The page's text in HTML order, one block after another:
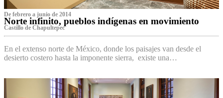
De febrero a junio de 2014
Norte infinito, pueblos indígenas en movimiento
Castillo de Chapultepec
En el extenso norte de México, donde los paisajes van desde el
desierto costero hasta la imponente sierra, existe una…